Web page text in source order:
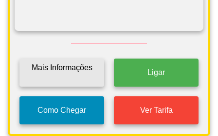
Mais Informações
Ligar
Como Chegar Ver Tarifa